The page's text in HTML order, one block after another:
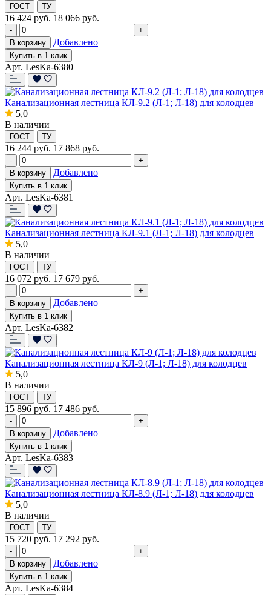
ГОСТ ТУ
16 424 руб. 18 066 руб.
-
+
В корзину
Добавлено
Купить в 1 клик
Арт. LesKa-6380
Канализационная лестница КЛ-9.2 (Л-1; Л-18) для колодцев
5,0
В наличии
ГОСТ ТУ
16 244 руб. 17 868 руб.
-
+
В корзину
Добавлено
Купить в 1 клик
Арт. LesKa-6381
Канализационная лестница КЛ-9.1 (Л-1; Л-18) для колодцев
5,0
В наличии
ГОСТ ТУ
16 072 руб. 17 679 руб.
-
+
В корзину
Добавлено
Купить в 1 клик
Арт. LesKa-6382
Канализационная лестница КЛ-9 (Л-1; Л-18) для колодцев
5,0
В наличии
ГОСТ ТУ
15 896 руб. 17 486 руб.
-
+
В корзину
Добавлено
Купить в 1 клик
Арт. LesKa-6383
Канализационная лестница КЛ-8.9 (Л-1; Л-18) для колодцев
5,0
В наличии
ГОСТ ТУ
15 720 руб. 17 292 руб.
-
+
В корзину
Добавлено
Купить в 1 клик
Арт. LesKa-6384